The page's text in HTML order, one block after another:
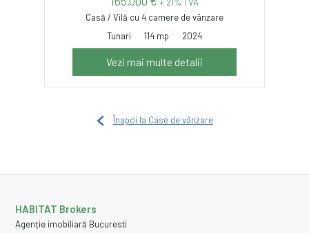
Casă / Vilă cu 4 camere de vânzare
Tunari
114 mp 2024
Vezi mai multe detalii
Înapoi la Case de vânzare
HABITAT Brokers
Agenție imobiliară Bucuresti